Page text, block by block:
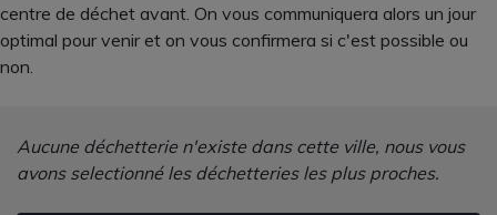
centre de déchet avant. On vous communiquera alors un jour
optimal pour venir et on vous confirmera si c'est possible ou
non.
Aucune déchetterie n'existe dans cette ville, nous vous
avons selectionné les déchetteries les plus proches.